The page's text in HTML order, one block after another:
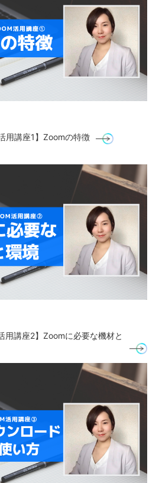
用講座1】Zoomの特徴
用講座2】Zoomに必要な機材と